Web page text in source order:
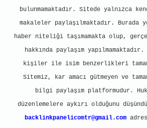
bulunmamaktadır. Sitede yalnızca
makaleler paylaşılmaktadır.
haber niteliği taşımamakta olup,
hakkında paylaşım
kişiler ile isim benzerlikleri
Sitemiz, kar amacı gütmeyen ve
bilgi paylaşım platformudur.
düzenlemelere aykırı olduğunu
backlinkpanelicomtr@gmail.com